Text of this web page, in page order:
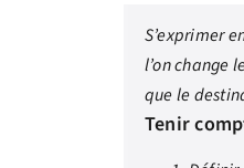
S’exprimer
l’on change
que le
Tenir